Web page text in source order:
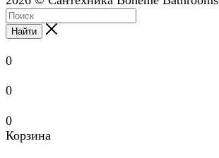
Найти
0
0
0
Корзина